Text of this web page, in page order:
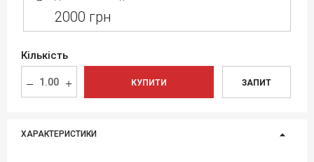
2000 грн
Кількість
КУПИТИ ЗАПИТ
ХАРАКТЕРИСТИКИ